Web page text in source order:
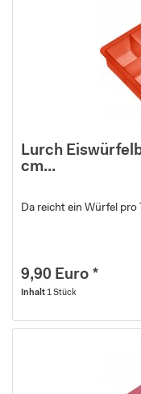
Lurch
cm...
Da reicht ein Würfel pro
9,90 Euro *
Inhalt 1 Stück